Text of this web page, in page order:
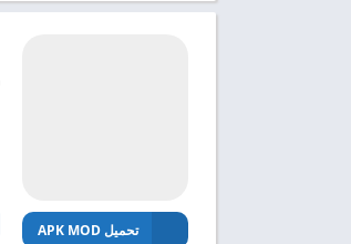
تحميل APK MOD